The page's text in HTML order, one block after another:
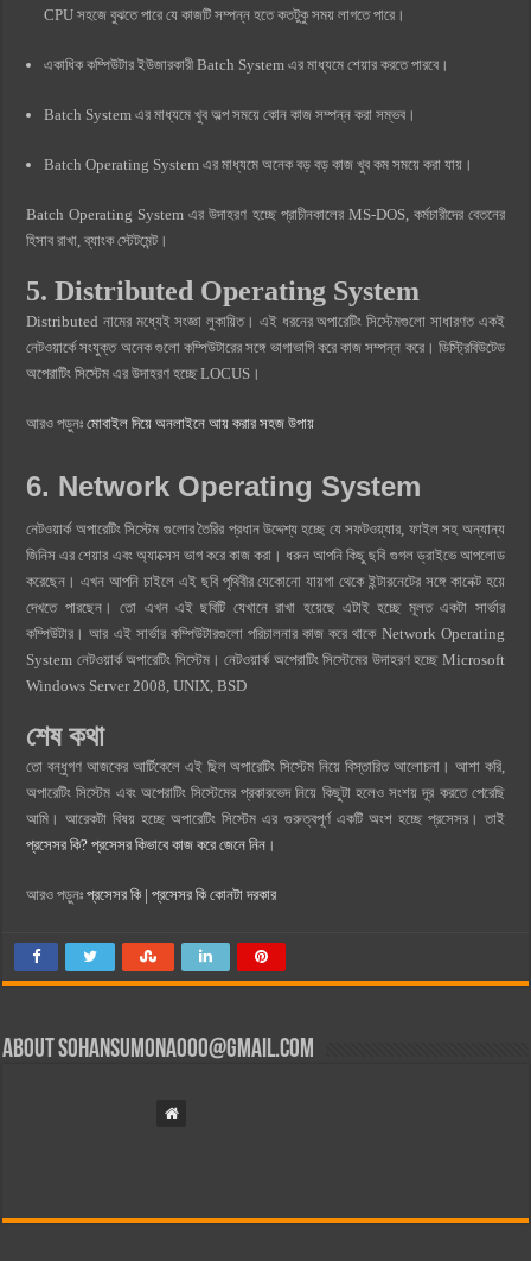
CPU সহজে বুঝতে পারে যে কাজটি সম্পন্ন হতে কতটুকু সময় লাগতে পারে।
একাধিক কম্পিউটার ইউজারকারী Batch System এর মাধ্যমে শেয়ার করতে পারবে।
Batch System এর মাধ্যমে খুব অল্প সময়ে কোন কাজ সম্পন্ন করা সম্ভব।
Batch Operating System এর মাধ্যমে অনেক বড় বড় কাজ খুব কম সময়ে করা যায়।
Batch Operating System এর উদাহরণ হচ্ছে প্রাচীনকালের MS-DOS, কর্মচারীদের বেতনের
হিসাব রাখা, ব্যাংক স্টেটমেন্ট।
5. Distributed Operating System
Distributed নামের মধ্যেই সংজ্ঞা লুকায়িত। এই ধরনের অপারেটিং সিস্টেমগুলো সাধারণত একই
নেটওয়ার্কে সংযুক্ত অনেক গুলো কম্পিউটারের সঙ্গে ভাগাভাগি করে কাজ সম্পন্ন করে। ডিস্ট্রিবিউটেড
অপেরাটিং সিস্টেম এর উদাহরণ হচ্ছে LOCUS।
আরও পড়ুনঃমোবাইল দিয়ে অনলাইনে আয় করার সহজ উপায়
6. Network Operating System
নেটওয়ার্ক অপারেটিং সিস্টেম গুলোর তৈরির প্রধান উদ্দেশ্য হচ্ছে যে সফটওয়্যার, ফাইল সহ অন্যান্য
জিনিস এর শেয়ার এবং অ্যাক্সেস ভাগ করে কাজ করা। ধরুন আপনি কিছু ছবি গুগল ড্রাইভে আপলোড
করেছেন। এখন আপনি চাইলে এই ছবি পৃথিবীর যেকোনো যায়গা থেকে ইন্টারনেটের সঙ্গে কানেক্ট হয়ে
দেখতে পারছেন। তো এখন এই ছবিটি যেখানে রাখা হয়েছে এটাই হচ্ছে মূলত একটা সার্ভার
কম্পিউটার। আর এই সার্ভার কম্পিউটারগুলো পরিচালনার কাজ করে থাকে Network Operating
System নেটওয়ার্ক অপারেটিং সিস্টেম। নেটওয়ার্ক অপেরাটিং সিস্টেমের উদাহরণ হচ্ছে Microsoft
Windows Server 2008, UNIX, BSD
শেষ কথা
তো বন্ধুগণ আজকের আর্টিকেলে এই ছিল অপারেটিং সিস্টেম নিয়ে বিস্তারিত আলোচনা। আশা করি,
অপারেটিং সিস্টেম এবং অপেরাটিং সিস্টেমের প্রকারভেদ নিয়ে কিছুটা হলেও সংশয় দূর করতে পেরেছি
আমি। আরেকটা বিষয় হচ্ছে অপারেটিং সিস্টেম এর গুরুত্বপূর্ণ একটি অংশ হচ্ছে প্রসেসর। তাই
প্রসেসর কি? প্রসেসর কিভাবে কাজ করে জেনে নিন ।
আরও পড়ুনঃপ্রসেসর কি | প্রসেসর কি কোনটা দরকার
Aboutsohansumona000@gmail.com